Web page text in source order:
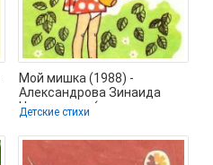
Мой мишка (1988) -
Александрова Зинаида
Николаевна (читать книги
.txt) 📗
Детские стихи